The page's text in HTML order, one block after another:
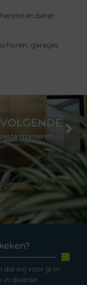
en beter
garages
die wij voor je in
in diverse
VOLGENDE
Wat zijn de beste manieren om je huis energiezuiniger te maken?